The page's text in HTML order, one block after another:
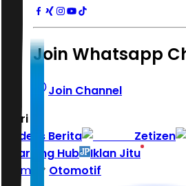
Join Whatsapp
Join Channel
Hari ini
Indeks Berita
Zetizen
Learning Hub
Iklan Jitu
Home
Otomotif